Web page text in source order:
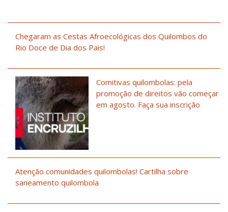
Chegaram as Cestas Afroecológicas dos Quilombos do
Rio Doce de Dia dos Pais!
Comitivas quilombolas: pela
promoção de direitos vão começar
em agosto. Faça sua inscrição
Atenção comunidades quilombolas! Cartilha sobre
saneamento quilombola